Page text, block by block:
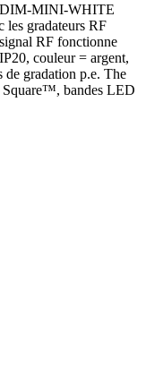
DIM-MINI-WHITE
les gradateurs RF
RF fonctionne
couleur = argent,
de gradation p.e. The
bandes LED